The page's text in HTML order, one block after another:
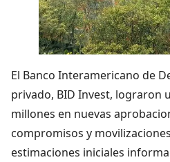
El Banco Interamericano de
privado, BID Invest, lograron
millones en nuevas
compromisos y
estimaciones iniciales